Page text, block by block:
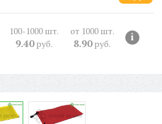
100-1000 шт.
9.40руб.
от 1000 шт.
8.90руб.
i